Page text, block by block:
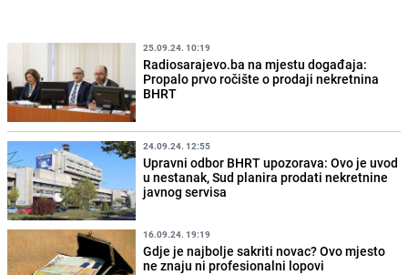
25.09.24. 10:19
Radiosarajevo.ba na mjestu događaja:
Propalo prvo ročište o prodaji nekretnina
BHRT
24.09.24. 12:55
Upravni odbor BHRT upozorava: Ovo je uvod
u nestanak, Sud planira prodati nekretnine
javnog servisa
16.09.24. 19:19
Gdje je najbolje sakriti novac? Ovo mjesto
ne znaju ni profesionalni lopovi